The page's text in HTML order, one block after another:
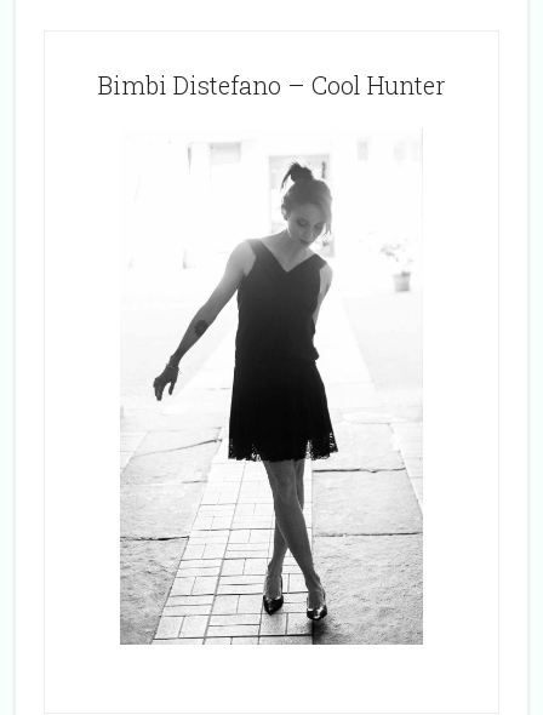
Bimbi Distefano – Cool Hunter